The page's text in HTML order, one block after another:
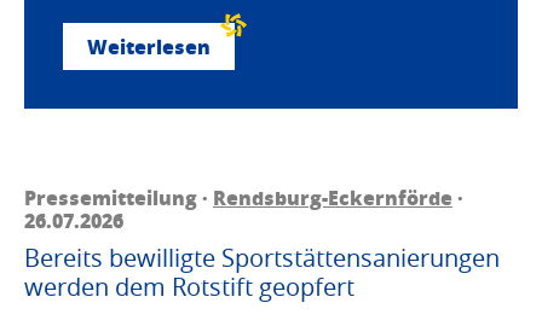
Weiterlesen
Pressemitteilung · Rendsburg-Eckernförde·
26.07.2026
Bereits bewilligte Sportstättensanierungen
werden dem Rotstift geopfert